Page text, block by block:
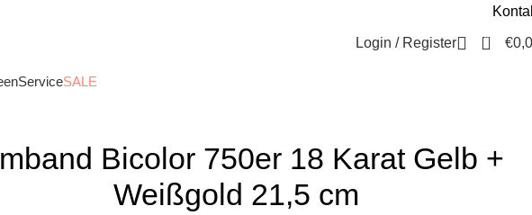
Login / Register 0 €
ServiceSALE
Bicolor 750er 18 Karat Gelb +
Weißgold 21,5 cm